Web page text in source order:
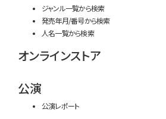
ジャンル一覧から検索
発売年月/番号から検索
人名一覧から検索
オンラインストア
公演
公演レポート